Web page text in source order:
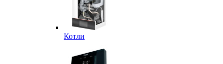
Котли